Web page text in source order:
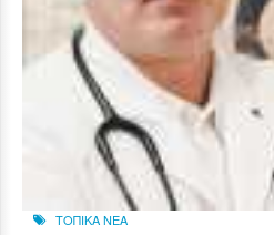
ΤΟΠΙΚΑ ΝΕΑ